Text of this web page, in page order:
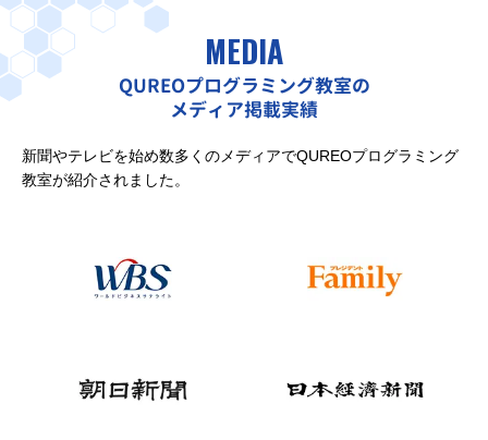
MEDIA
QUREOプログラミング教室の
メディア掲載実績
新聞やテレビを始め数多くのメディアでQUREOプログラミング
教室が紹介されました。